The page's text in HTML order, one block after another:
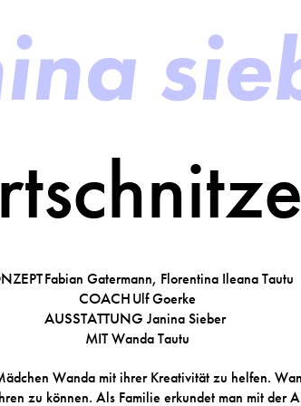
Fabian Gatermann, Florentina Ileana Tautu
COACH Ulf Goerke
AUSSTATTUNG Janina Sieber
MIT Wanda Tautu
Wanda mit ihrer Kreativität zu helfen.
zu können. Als Familie erkundet man mit der